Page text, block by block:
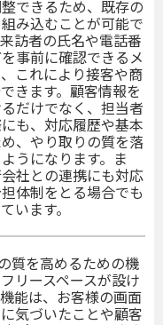
できるため、既存の
み込むことが可能で
訪者の氏名や電話番
事前に確認できるメ
これにより接客や商
きます。顧客情報を
だけでなく、担当者
も、対応履歴や基本
、やり取りの質を落
うになります。ま
社との連携にも対応
体制をとる場合でも
います。
質を高めるための機
リースペースが設け
能は、お客様の画面
気づいたことや顧客